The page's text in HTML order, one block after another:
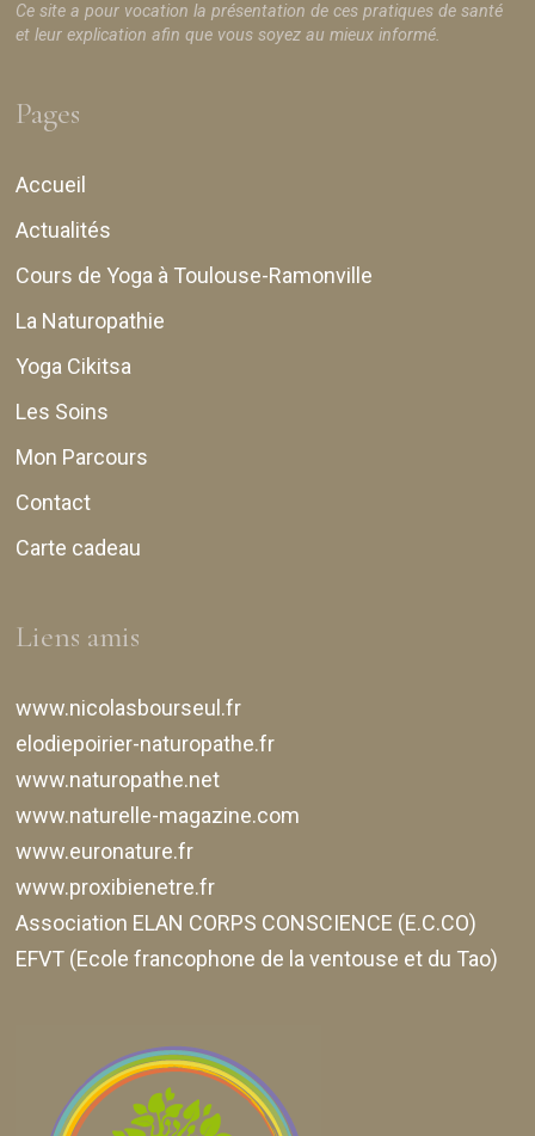
Ce site a pour vocation la présentation de ces pratiques de santé
et leur explication afin que vous soyez au mieux informé.
Pages
Accueil
Actualités
Cours de Yoga à Toulouse-Ramonville
La Naturopathie
Yoga Cikitsa
Les Soins
Mon Parcours
Contact
Carte cadeau
Liens amis
www.nicolasbourseul.fr
elodiepoirier-naturopathe.fr
www.naturopathe.net
www.naturelle-magazine.com
www.euronature.fr
www.proxibienetre.fr
Association ELAN CORPS CONSCIENCE (E.C.CO)
EFVT (Ecole francophone de la ventouse et du Tao)